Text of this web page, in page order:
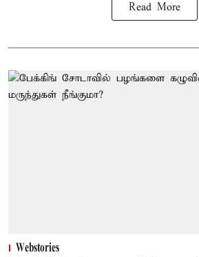
Read More
Webstories